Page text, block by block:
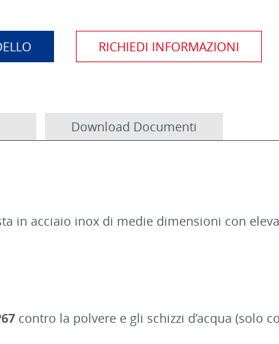
Download Documenti
in acciaio inox di medie dimensioni con
contro la polvere e gli schizzi d’acqua (solo